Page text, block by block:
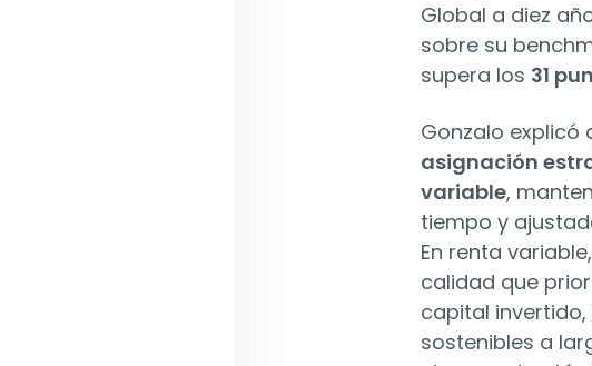
Global a diez
sobre su
supera los 31
Gonzalo explicó
asignación
variable,
tiempo y
En renta
calidad que
capital
sostenibles a